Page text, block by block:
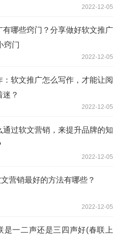
2022-12-05
有哪些窍门？分享做好软文推广
窍门
2022-12-05
：软文推广怎么写作，才能让阅
迷？
2022-12-05
通过软文营销，来提升品牌的知
2022-12-05
营销最好的方法有哪些？
2022-12-05
是一二声还是三四声好(春联上